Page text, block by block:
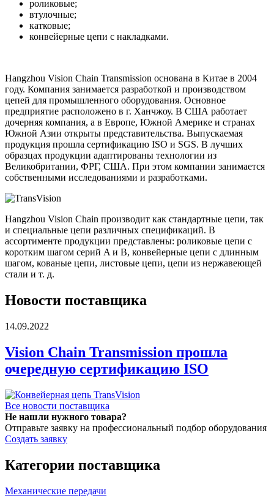
роликовые;
втулочные;
катковые;
конвейерные цепи с накладками.
Hangzhou Vision Chain Transmission основана в Китае в 2004
году. Компания занимается разработкой и производством
цепей для промышленного оборудования. Основное
предприятие расположено в г. Ханчжоу. В США работает
дочерняя компания, а в Европе, Южной Америке и странах
Южной Азии открыты представительства. Выпускаемая
продукция прошла сертификацию ISO и SGS. В лучших
образцах продукции адаптированы технологии из
Великобритании, ФРГ, США. При этом компании занимается
собственными исследованиями и разработками.
Hangzhou Vision Chain производит как стандартные цепи, так
и специальные цепи различных спецификаций. В
ассортименте продукции представлены: роликовые цепи с
коротким шагом серий A и B, конвейерные цепи с длинным
шагом, кованые цепи, листовые цепи, цепи из нержавеющей
стали и т. д.
Новости поставщика
14.09.2022
Vision Chain Transmission прошла
очередную сертификацию ISO
Все новости поставщика
Не нашли нужного товара?
Отправьте заявку на профессиональный подбор оборудования
Создать заявку
Категории поставщика
Механические передачи